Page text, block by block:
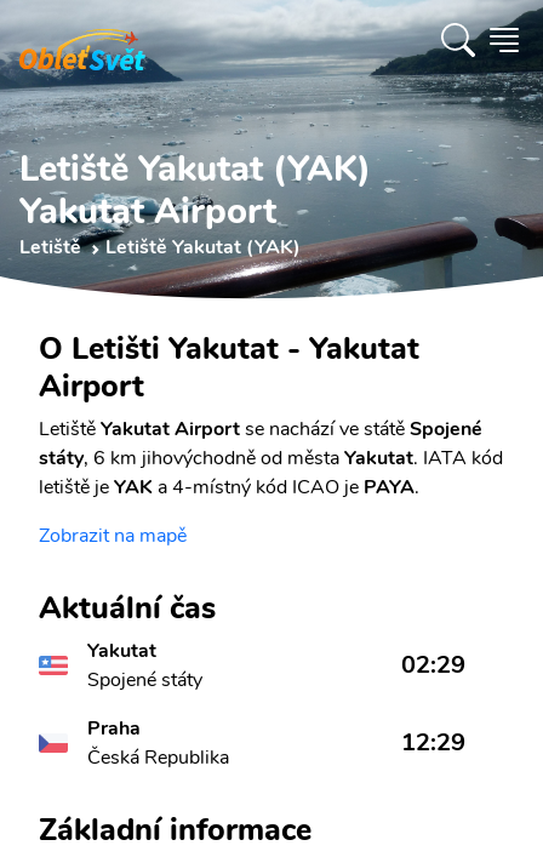
Letiště Yakutat (YAK)
Yakutat Airport
Letiště Letiště Yakutat (YAK)
O Letišti Yakutat - Yakutat
Airport
LetištěYakutat Airportse nachází ve státěSpojené
státy, 6 km jihovýchodně od městaYakutat. IATA kód
letiště jeYAK a 4-místný kód ICAO je PAYA.
Zobrazit na mapě
Aktuální čas
Yakutat
Spojené státy
02:29
Praha
Česká Republika
12:29
Základní informace